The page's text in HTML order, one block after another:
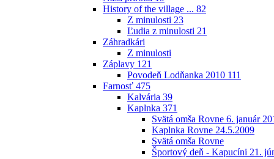
History of the village ... 82
Z minulosti 23
Ľudia z minulosti 21
Záhradkári
Z minulosti
Záplavy 121
Povodeň Lodňanka 2010 111
Farnosť 475
Kalvária 39
Kaplnka 371
Svätá omša Rovne 6. január
Kaplnka Rovne 24.5.2009
Svätá omša Rovne
Športový deň - Kapucíni 21.